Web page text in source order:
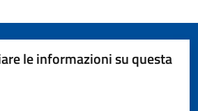
le informazioni su questa